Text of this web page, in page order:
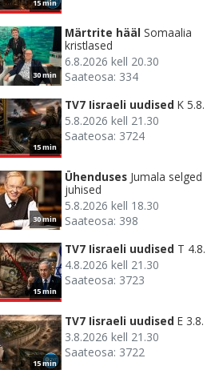
15 min
30 min
Märtrite hääl Somaalia
kristlased
6.8.2026 kell 20.30
Saateosa: 334
15 min
TV7 Iisraeli uudised K 5.8.
5.8.2026 kell 21.30
Saateosa: 3724
30 min
Ühenduses Jumala selged
juhised
5.8.2026 kell 18.30
Saateosa: 398
15 min
TV7 Iisraeli uudised T 4.8.
4.8.2026 kell 21.30
Saateosa: 3723
15 min
TV7 Iisraeli uudised E 3.8.
3.8.2026 kell 21.30
Saateosa: 3722